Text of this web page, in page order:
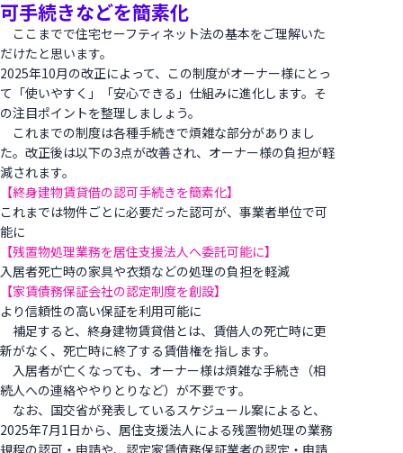
可手続きなどを簡素化
ここまでで住宅セーフティネット法の基本をご理解いた
だけたと思います。
2025年10月の改正によって、この制度がオーナー様にとっ
て「使いやすく」「安心できる」仕組みに進化します。そ
の注目ポイントを整理しましょう。
これまでの制度は各種手続きで煩雑な部分がありまし
た。改正後は以下の3点が改善され、オーナー様の負担が軽
減されます。
【終身建物賃貸借の認可手続きを簡素化】
これまでは物件ごとに必要だった認可が、事業者単位で可
能に
【残置物処理業務を居住支援法人へ委託可能に】
入居者死亡時の家具や衣類などの処理の負担を軽減
【家賃債務保証会社の認定制度を創設】
より信頼性の高い保証を利用可能に
補足すると、終身建物賃貸借とは、賃借人の死亡時に更
新がなく、死亡時に終了する賃借権を指します。
入居者が亡くなっても、オーナー様は煩雑な手続き（相
続人への連絡ややりとりなど）が不要です。
なお、国交省が発表しているスケジュール案によると、
2025年7月1日から、居住支援法人による残置物処理の業務
規程の認可・申請や、認定家賃債務保証業者の認定・申請